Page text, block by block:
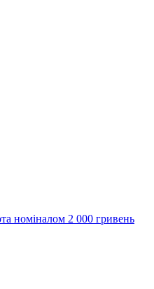
номіналом 2 000 гривень